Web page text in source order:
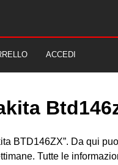
ACCEDI
BTD146ZX”. Da qui
Tutte le